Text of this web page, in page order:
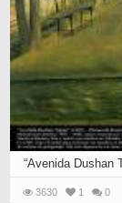
“Avenida Dushan
3630 1 0